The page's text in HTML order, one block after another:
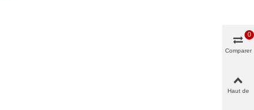
Comparer
0
Haut de